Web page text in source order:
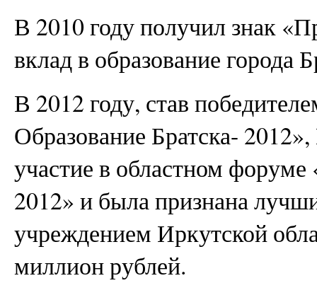
В 2010 году получил знак
вклад в образование города
В 2012 году, став
Образование Братска-
участие в областном
2012» и была признана
учреждением Иркутской
миллион рублей.